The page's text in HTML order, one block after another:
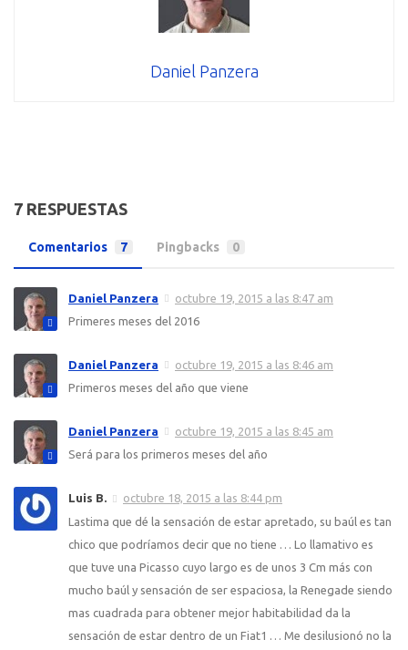
Daniel Panzera
7 RESPUESTAS
Comentarios 7 Pingbacks 0
Daniel Panzera
octubre 19, 2015 a las 8:47 am
Primeres meses del 2016
Daniel Panzera
octubre 19, 2015 a las 8:46 am
Primeros meses del año que viene
Daniel Panzera
octubre 19, 2015 a las 8:45 am
Será para los primeros meses del año
Luis B.
octubre 18, 2015 a las 8:44 pm
Lastima que dé la sensación de estar apretado, su baúl es tan
chico que podríamos decir que no tiene … Lo llamativo es
que tuve una Picasso cuyo largo es de unos 3 Cm más con
mucho baúl y sensación de ser espaciosa, la Renegade siendo
mas cuadrada para obtener mejor habitabilidad da la
sensación de estar dentro de un Fiat1 … Me desilusionó no la